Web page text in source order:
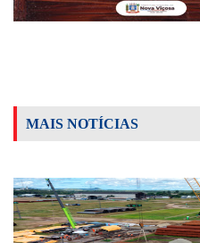
MAIS NOTÍCIAS